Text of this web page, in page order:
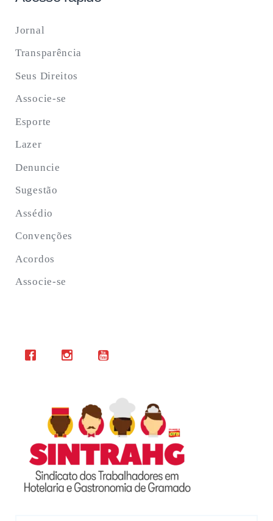
Jornal
Transparência
Seus Direitos
Associe-se
Esporte
Lazer
Denuncie
Sugestão
Assédio
Convenções
Acordos
Associe-se